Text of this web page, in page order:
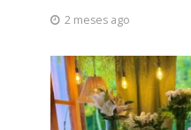
2 meses ago